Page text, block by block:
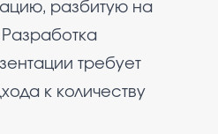
разбитую на
требует
к количеству